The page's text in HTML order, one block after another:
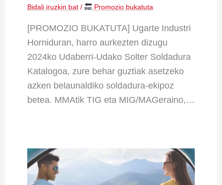
Bidali iruzkin bat / Promozio bukatuta
[PROMOZIO BUKATUTA] Ugarte Industri
Horniduran, harro aurkezten dizugu
2024ko Udaberri-Udako Solter Soldadura
Katalogoa, zure behar guztiak asetzeko
azken belaunaldiko soldadura-ekipoz
betea. MMAtik TIG eta MIG/MAGeraino,…